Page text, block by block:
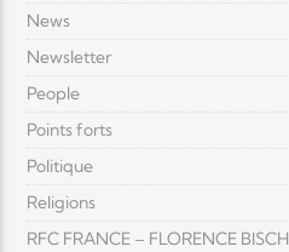
News
Newsletter
People
Points forts
Politique
Religions
RFC FRANCE – FLORENCE BISCH